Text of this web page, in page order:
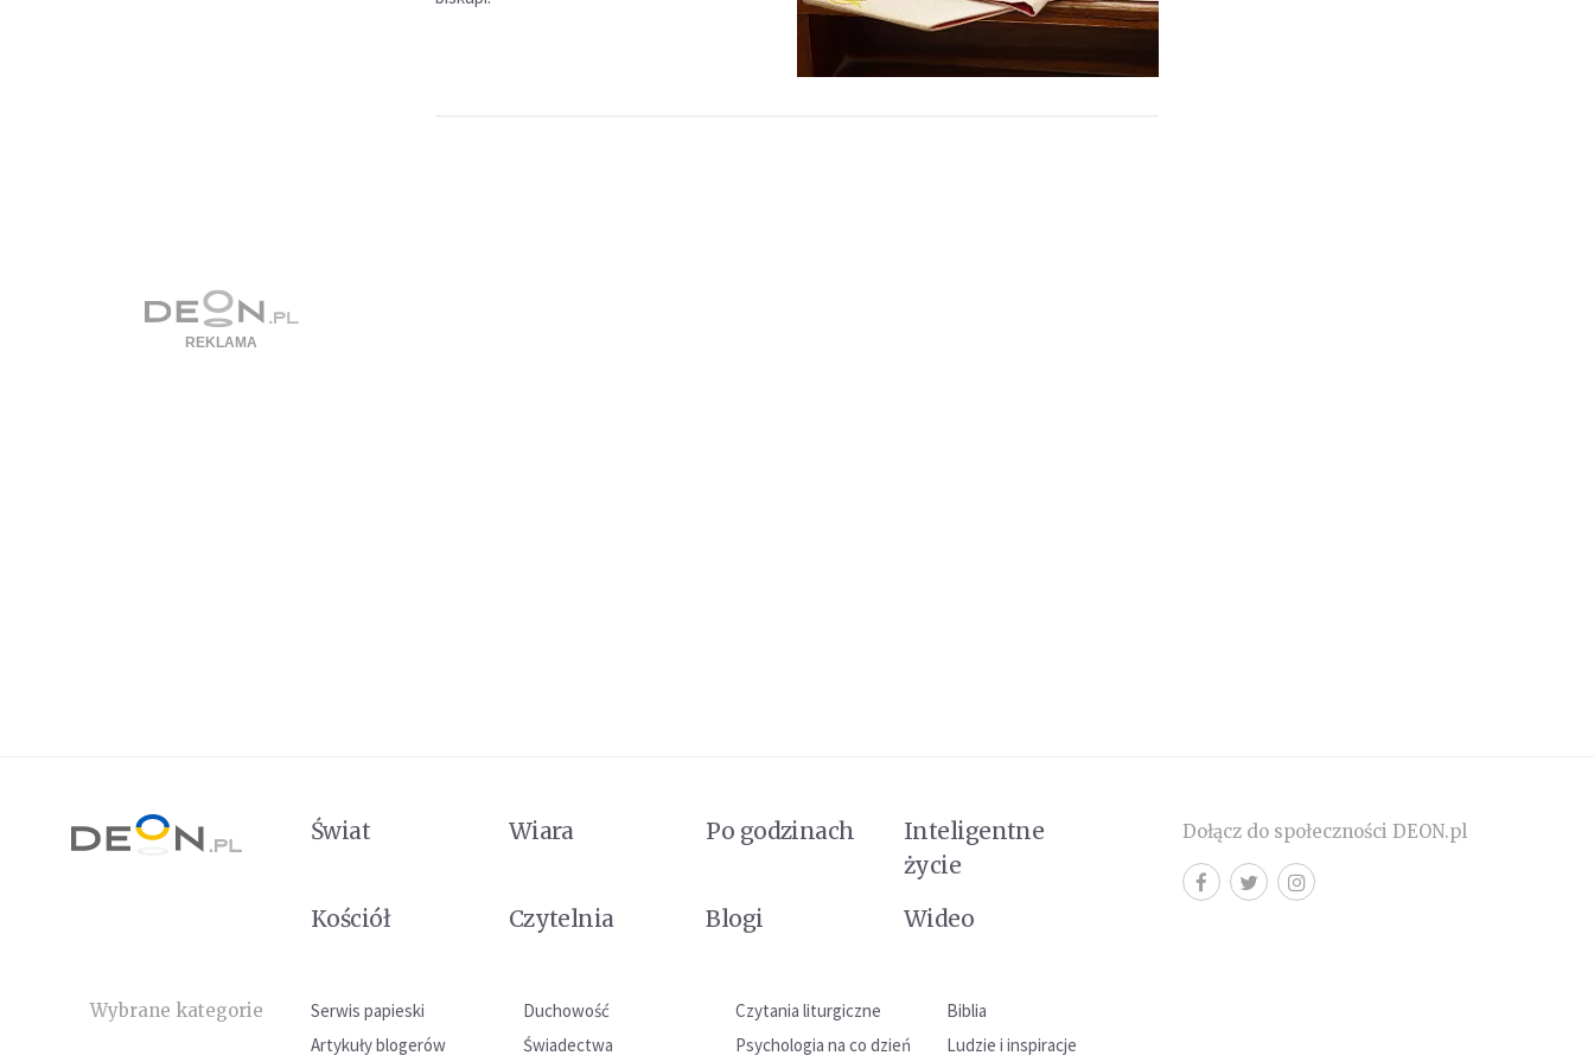
Świat Wiara Po godzinach
Inteligentne
życie
Kościół
Czytelnia Blogi Wideo
Wybrane kategorie Serwis papieski Duchowość Czytania liturgiczne
Biblia
Artykuły blogerów
Świadectwa Psychologia na co dzień Ludzie i inspiracje
Dołącz do społeczności DEON.pl